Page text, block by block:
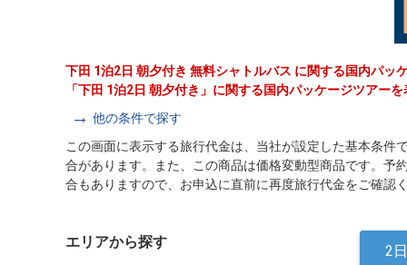
下田 1泊2日 朝夕付き 無料シャトルバス に関する国内パッ
「下田 1泊2日 朝夕付き」に関する国内パッケージツアー
他の条件で探す
この画面に表示する旅行代金は、当社が設定した基本条
合があります。また、この商品は価格変動型商品です。予
合もありますので、お申込に直前に再度旅行代金をご確認
エリアから探す
2